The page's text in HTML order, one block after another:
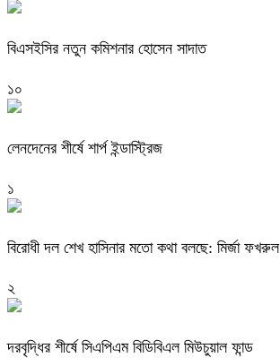
বিএসইসির নতুন কমিশনার হোসেন সাদাত
১০
লেনদেনের শীর্ষে শার্প ইন্ডাস্ট্রিজ
১
বিরোধী দল শেখ হাসিনার মতো কথা বলছে: মির্জা ফখরুল
২
দরবৃদ্ধির শীর্ষে সিএপিএম বিডিবিএল মিউচুয়াল ফান্ড